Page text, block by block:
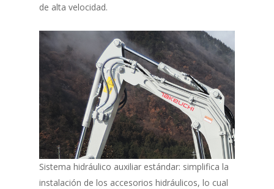
de alta velocidad.
Sistema hidráulico auxiliar estándar: simplifica la
instalación de los accesorios hidráulicos, lo cual